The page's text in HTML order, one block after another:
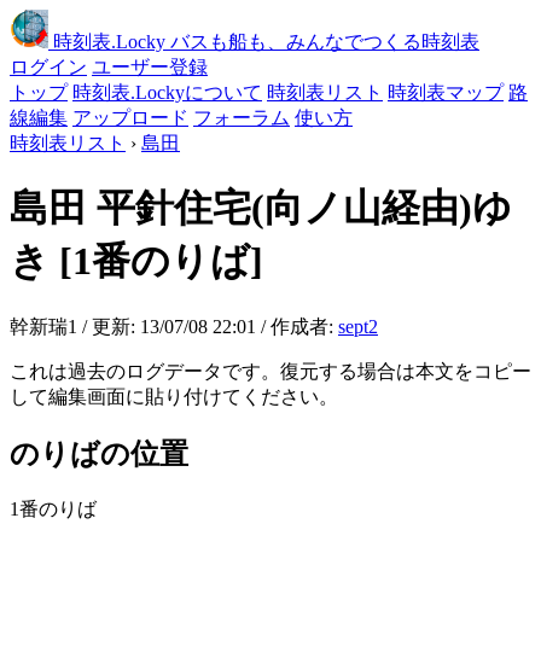
時刻表.Locky バスも船も、みんなでつくる時刻表
ログイン ユーザー登録
トップ 時刻表.Lockyについて 時刻表リスト 時刻表マップ 路
線編集 アップロード フォーラム 使い方
時刻表リスト › 島田
島田 平針住宅(向ノ山経由)ゆ
き [1番のりば]
幹新瑞1 / 更新: 13/07/08 22:01 / 作成者: sept2
これは過去のログデータです。復元する場合は本文をコピー
して編集画面に貼り付けてください。
のりばの位置
1番のりば